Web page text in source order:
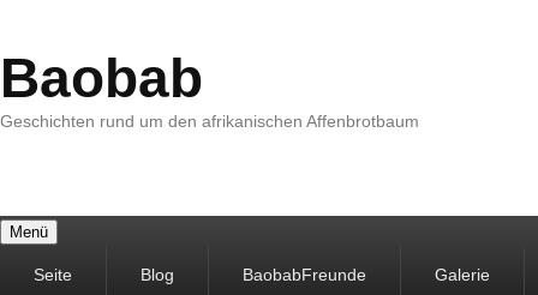
Baobab
Geschichten rund um den afrikanischen Affenbrotbaum
Menü
MenüSeite Blog BaobabFreunde Galerie